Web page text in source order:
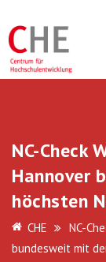
NC-Check
Hannover
höchsten
CHE
NC-
bundesweit mit